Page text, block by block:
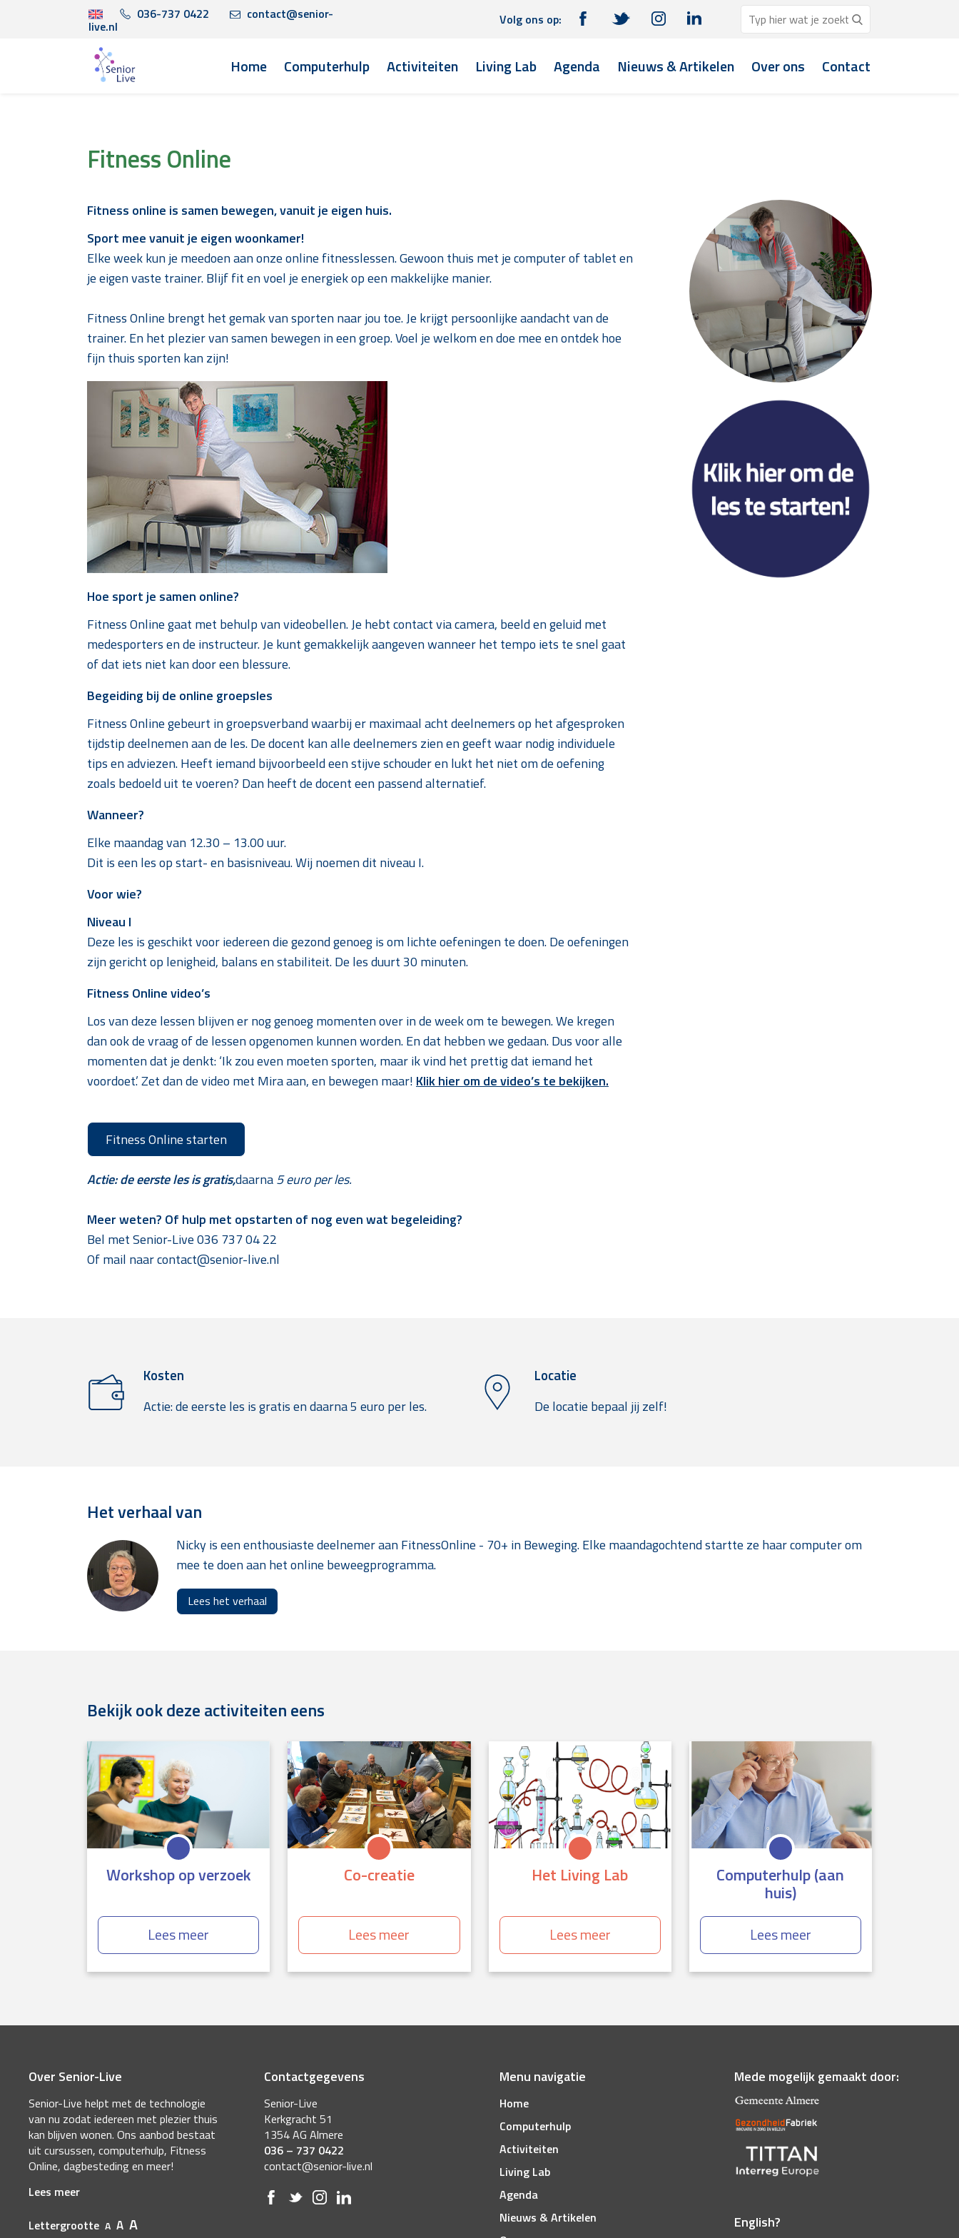
036-737 0422 contact@senior-
live.nl Volg ons op:
Home Computerhulp Activiteiten Living Lab Agenda Nieuws & Artikelen Over ons Contact
Fitness Online
Fitness online is samen bewegen, vanuit je eigen huis.
Sport mee vanuit je eigen woonkamer!
Elke week kun je meedoen aan onze online fitnesslessen. Gewoon thuis met je computer of tablet en
je eigen vaste trainer. Blijf fit en voel je energiek op een makkelijke manier.
Fitness Online brengt het gemak van sporten naar jou toe. Je krijgt persoonlijke aandacht van de
trainer. En het plezier van samen bewegen in een groep. Voel je welkom en doe mee en ontdek hoe
fijn thuis sporten kan zijn!
Hoe sport je samen online?
Fitness Online gaat met behulp van videobellen. Je hebt contact via camera, beeld en geluid met
medesporters en de instructeur. Je kunt gemakkelijk aangeven wanneer het tempo iets te snel gaat
of dat iets niet kan door een blessure.
Begeiding bij de online groepsles
Fitness Online gebeurt in groepsverband waarbij er maximaal acht deelnemers op het afgesproken
tijdstip deelnemen aan de les. De docent kan alle deelnemers zien en geeft waar nodig individuele
tips en adviezen. Heeft iemand bijvoorbeeld een stijve schouder en lukt het niet om de oefening
zoals bedoeld uit te voeren? Dan heeft de docent een passend alternatief.
Wanneer?
Elke maandag van 12.30 – 13.00 uur.
Dit is een les op start- en basisniveau. Wij noemen dit niveau I.
Voor wie?
Niveau I
Deze les is geschikt voor iedereen die gezond genoeg is om lichte oefeningen te doen. De oefeningen
zijn gericht op lenigheid, balans en stabiliteit. De les duurt 30 minuten.
Fitness Online video’s
Los van deze lessen blijven er nog genoeg momenten over in de week om te bewegen. We kregen
dan ook de vraag of de lessen opgenomen kunnen worden. En dat hebben we gedaan. Dus voor alle
momenten dat je denkt: ‘Ik zou even moeten sporten, maar ik vind het prettig dat iemand het
voordoet.’ Zet dan de video met Mira aan, en bewegen maar! Klik hier om de video’s te bekijken.
Fitness Online starten
Actie: de eerste les is gratis,daarna5 euro per les.
Meer weten? Of hulp met opstarten of nog even wat begeleiding?
Bel met Senior-Live 036 737 04 22
Of mail naar contact@senior-live.nl
Kosten
Actie: de eerste les is gratis en daarna 5 euro per les.
Locatie
De locatie bepaal jij zelf!
Het verhaal van
Nicky is een enthousiaste deelnemer aan FitnessOnline - 70+ in Beweging. Elke maandagochtend startte ze haar computer om
mee te doen aan het online beweegprogramma.
Lees het verhaal
Bekijk ook deze activiteiten eens
Workshop op verzoek
Lees meer
Co-creatie
Lees meer
Het Living Lab
Lees meer
Computerhulp (aan
huis)
Lees meer
Over Senior-Live
Senior-Live helpt met de technologie
van nu zodat iedereen met plezier thuis
kan blijven wonen. Ons aanbod bestaat
uit cursussen, computerhulp, Fitness
Online, dagbesteding en meer!
Lees meer
Lettergrootte A A A
Contactgegevens
Senior-Live
Kerkgracht 51
1354 AG Almere
036 – 737 0422
contact@senior-live.nl
Menu navigatie
Home
Computerhulp
Activiteiten
Living Lab
Agenda
Nieuws & Artikelen
Mede mogelijk gemaakt door:
English?